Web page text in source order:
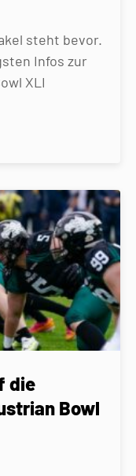
steht bevor.
Infos zur
XLI
die
Bowl